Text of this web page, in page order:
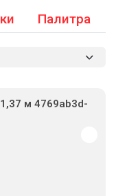
Палитра
м 4769ab3d-